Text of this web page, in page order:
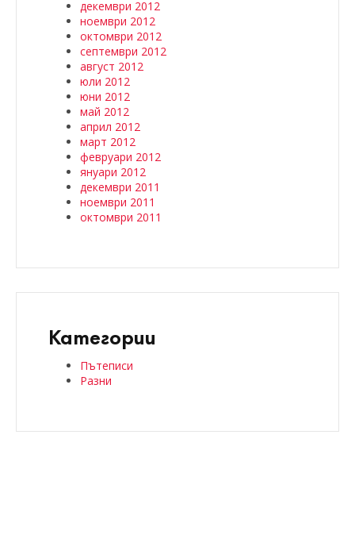
декември 2012
ноември 2012
октомври 2012
септември 2012
август 2012
юли 2012
юни 2012
май 2012
април 2012
март 2012
февруари 2012
януари 2012
декември 2011
ноември 2011
октомври 2011
Категории
Пътеписи
Разни